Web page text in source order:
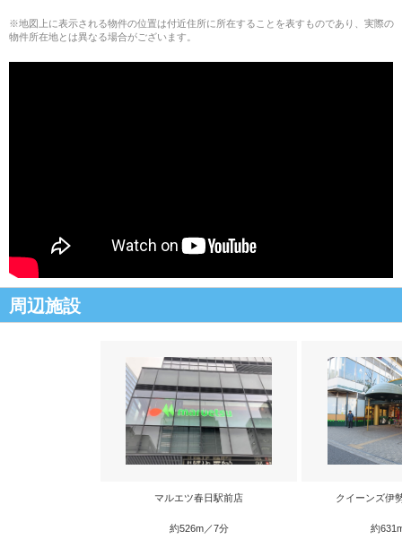
※地図上に表示される物件の位置は付近住所に所在することを表すものであり、実際の
物件所在地とは異なる場合がございます。
周辺施設
マルエツ春日駅前店
約526m／7分
クイーンズ伊
約